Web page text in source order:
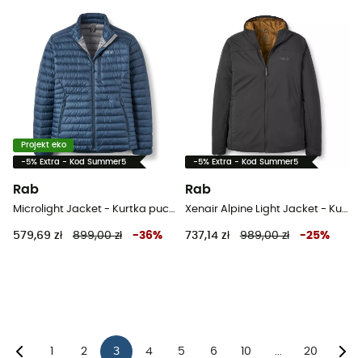
Projekt eko
-5% Extra - Kod Summer5
Rab
Microlight Jacket - Kurtka puchowa meski
579,69 zł 899,00 zł -36%
-5% Extra - Kod Summer5
Rab
Xenair Alpine Light Jacket - Kurtka męski
737,14 zł 989,00 zł -25%
1 2 3 4 5 6 10 20